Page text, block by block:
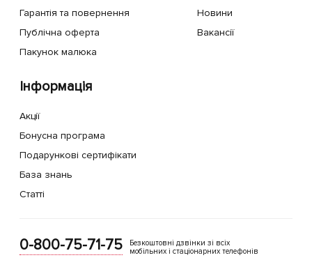
Гарантія та повернення
Публічна оферта
Пакунок малюка
Новини
Вакансії
Інформація
Акції
Бонусна програма
Подарункові сертифікати
База знань
Статті
0-800-75-71-75
Безкоштовні дзвінки зі всіх
мобільних і стаціонарних телефонів